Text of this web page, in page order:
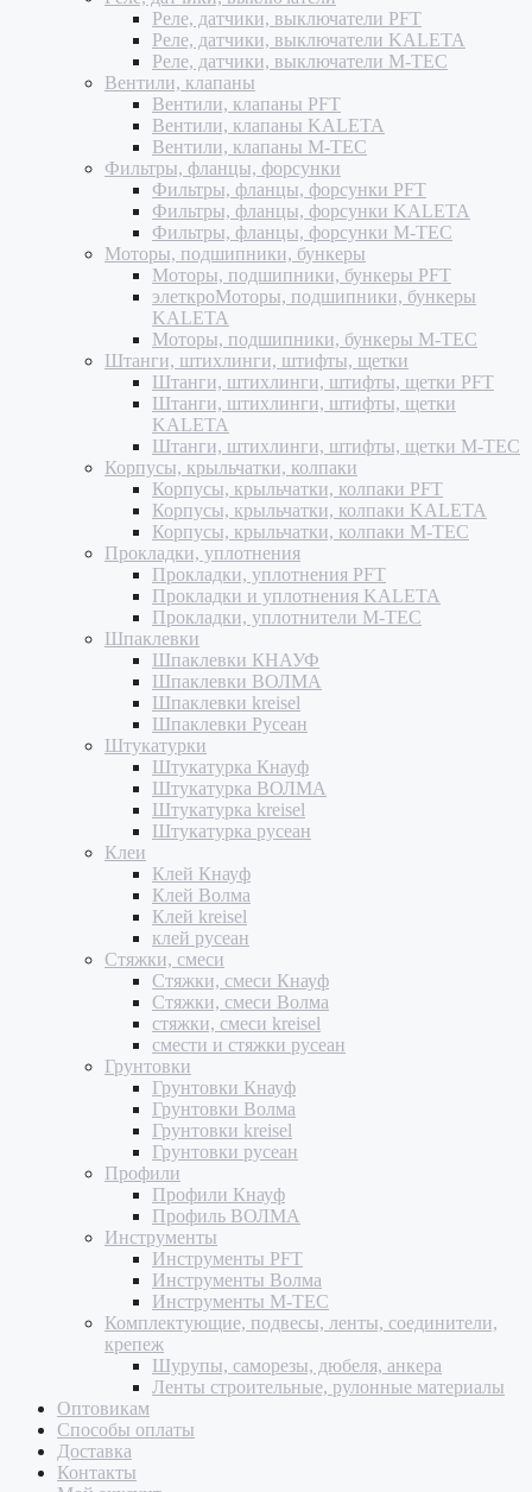
Реле, датчики, выключатели PFT
Реле, датчики, выключатели KALETA
Реле, датчики, выключатели M-TEC
Вентили, клапаны
Вентили, клапаны PFT
Вентили, клапаны KALETA
Вентили, клапаны M-TEC
Фильтры, фланцы, форсунки
Фильтры, фланцы, форсунки PFT
Фильтры, фланцы, форсунки KALETA
Фильтры, фланцы, форсунки M-TEC
Моторы, подшипники, бункеры
Моторы, подшипники, бункеры PFT
элеткроМоторы, подшипники, бункеры
KALETA
Моторы, подшипники, бункеры M-TEC
Штанги, штихлинги, штифты, щетки
Штанги, штихлинги, штифты, щетки PFT
Штанги, штихлинги, штифты, щетки
KALETA
Штанги, штихлинги, штифты, щетки M-TEC
Корпусы, крыльчатки, колпаки
Корпусы, крыльчатки, колпаки PFT
Корпусы, крыльчатки, колпаки KALETA
Корпусы, крыльчатки, колпаки M-TEC
Прокладки, уплотнения
Прокладки, уплотнения PFT
Прокладки и уплотнения KALETA
Прокладки, уплотнители M-TEC
Шпаклевки
Шпаклевки КНАУФ
Шпаклевки ВОЛМА
Шпаклевки kreisel
Шпаклевки Русеан
Штукатурки
Штукатурка Кнауф
Штукатурка ВОЛМА
Штукатурка kreisel
Штукатурка русеан
Клеи
Клей Кнауф
Клей Волма
Клей kreisel
клей русеан
Стяжки, смеси
Стяжки, смеси Кнауф
Стяжки, смеси Волма
стяжки, смеси kreisel
смести и стяжки русеан
Грунтовки
Грунтовки Кнауф
Грунтовки Волма
Грунтовки kreisel
Грунтовки русеан
Профили
Профили Кнауф
Профиль ВОЛМА
Инструменты
Инструменты PFT
Инструменты Волма
Инструменты M-TEC
Комплектующие, подвесы, ленты, соединители,
крепеж
Шурупы, саморезы, дюбеля, анкера
Ленты строительные, рулонные материалы
Оптовикам
Способы оплаты
Доставка
Контакты